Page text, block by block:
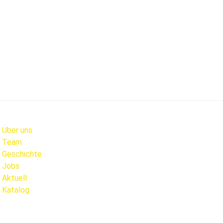
Über uns
Team
Geschichte
Jobs
Aktuell
Katalog